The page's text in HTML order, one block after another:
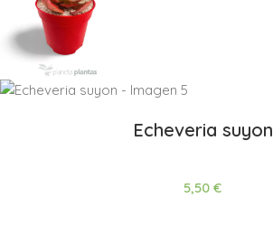
Echeveria suyon
5,50 €